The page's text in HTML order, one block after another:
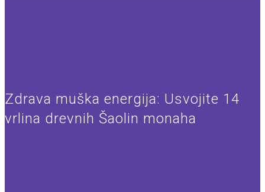
Zdrava muška energija: Usvojite 14
vrlina drevnih Šaolin monaha